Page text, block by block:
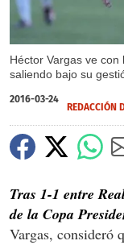
Héctor Vargas ve
saliendo bajo su
2016-03-24
REDACCIÓN
Tras 1-1 entre
de la Copa
Vargas, consideró